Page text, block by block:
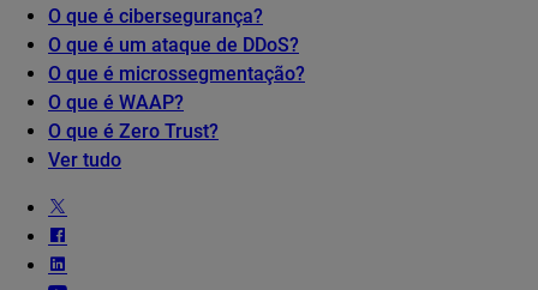
O que é cibersegurança?
O que é um ataque de DDoS?
O que é microssegmentação?
O que é WAAP?
O que é Zero Trust?
Ver tudo